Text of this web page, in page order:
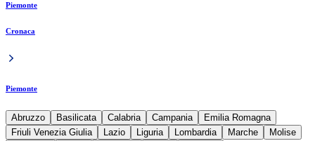
Piemonte
Cronaca
Piemonte
Abruzzo Basilicata Calabria Campania
Emilia Romagna
Friuli Venezia Giulia
Lazio Liguria Lombardia Marche
Molise